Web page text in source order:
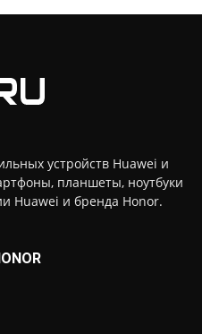
устройств Huawei и
планшеты, ноутбуки
Huawei и бренда Honor.